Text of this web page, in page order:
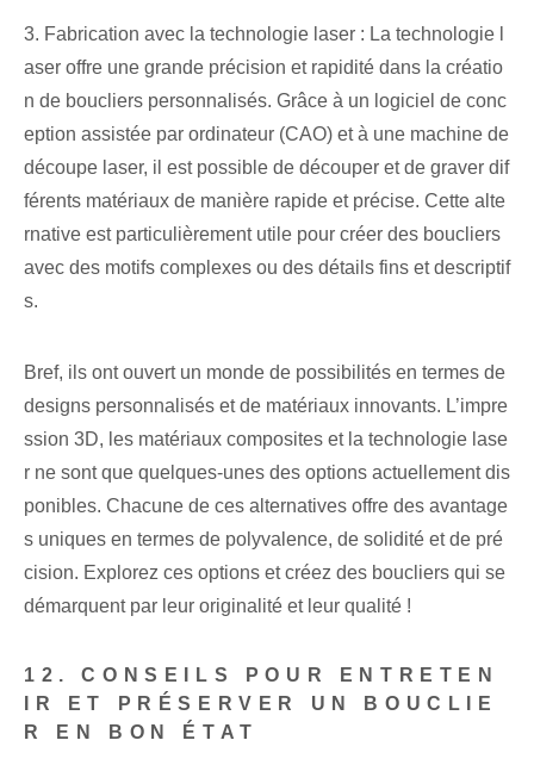
3. Fabrication avec la technologie laser : La technologie l
aser offre une grande précision et rapidité dans la créatio
n de boucliers personnalisés. Grâce à un logiciel de conc
eption assistée par ordinateur (CAO) et à une machine de
découpe laser, il est possible de découper et de graver dif
férents matériaux de manière rapide et précise. Cette alte
rnative est particulièrement utile pour créer des boucliers
avec des motifs complexes ou des détails fins et descriptif
s.
Bref, ils ont ouvert un monde de possibilités en termes de
designs personnalisés et de matériaux innovants. L’impre
ssion 3D, les matériaux composites et la technologie lase
r ne sont que quelques-unes des options actuellement dis
ponibles. Chacune de ces alternatives offre des avantage
s uniques en termes de polyvalence, de solidité et de pré
cision. Explorez ces options et créez des boucliers qui se
démarquent par leur originalité et leur qualité !
12. CONSEILS POUR ENTRETEN
IR ET PRÉSERVER UN BOUCLIE
R EN BON ÉTAT